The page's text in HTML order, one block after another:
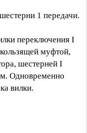
1 передачи.
переключения I
муфтой,
шестерней I
Одновременно
вилки.